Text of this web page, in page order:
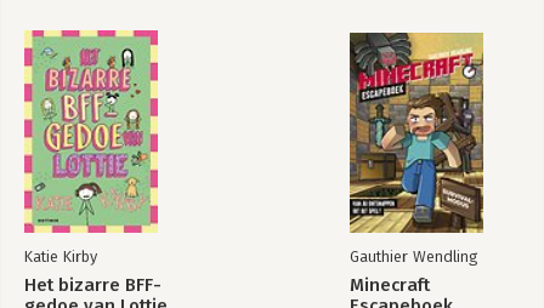
Katie Kirby
Het bizarre BFF-
Gauthier Wendling
Minecraft